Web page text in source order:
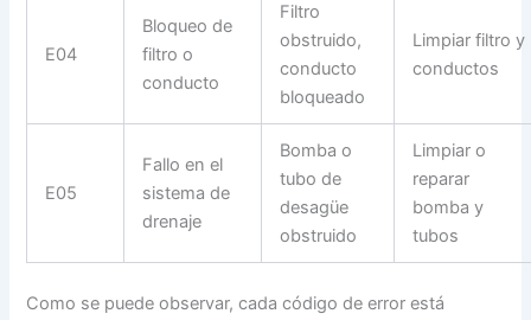
E04
Bloqueo de
filtro o
conducto
Filtro
obstruido,
conducto
bloqueado
Limpiar filtro y
conductos
E05
Fallo en el
sistema de
drenaje
Bomba o
tubo de
desagüe
obstruido
Limpiar o
reparar
bomba y
tubos
Como se puede observar, cada código de error está